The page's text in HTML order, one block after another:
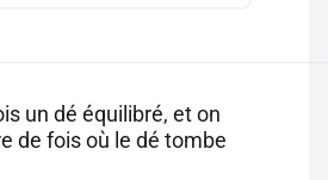
un dé équilibré, et on
de fois où le dé tombe